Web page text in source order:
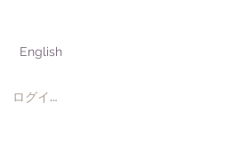
English
ログイン